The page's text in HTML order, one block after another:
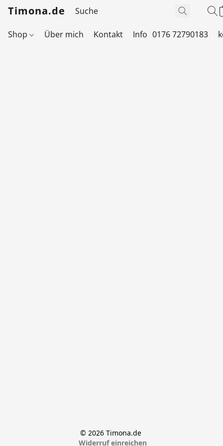
Timona.de
Shop Über mich Kontakt Info 0176 72790183
© 2026 Timona.de
Widerruf einreichen